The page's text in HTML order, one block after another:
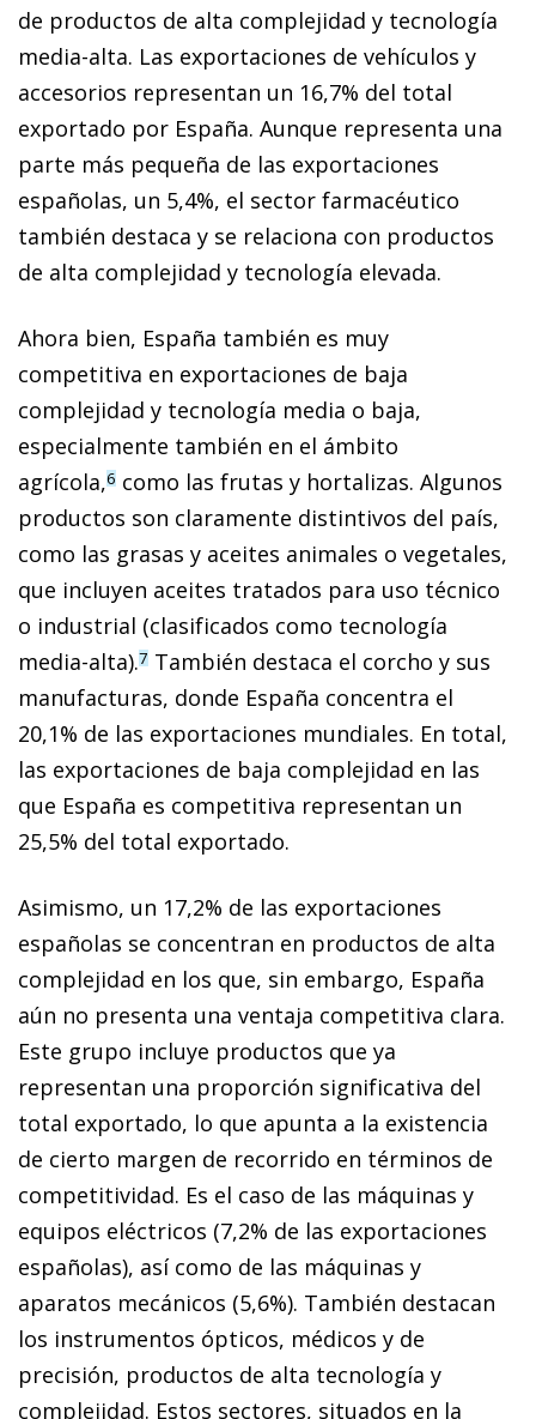
de productos de alta complejidad y tecnología
media-alta. Las exportaciones de vehículos y
accesorios representan un 16,7% del total
exportado por España. Aunque representa una
parte más pequeña de las exportaciones
españolas, un 5,4%, el sector farmacéutico
también destaca y se relaciona con productos
de alta complejidad y tecnología elevada.
Ahora bien, España también es muy
competitiva en exportaciones de baja
complejidad y tecnología media o baja,
especialmente también en el ámbito
agrícola,6 como las frutas y hortalizas. Algunos
productos son claramente distintivos del país,
como las grasas y aceites animales o vegetales,
que incluyen aceites tratados para uso técnico
o industrial (clasificados como tecnología
media-alta).7 También destaca el corcho y sus
manufacturas, donde España concentra el
20,1% de las exportaciones mundiales. En total,
las exportaciones de baja complejidad en las
que España es competitiva representan un
25,5% del total exportado.
Asimismo, un 17,2% de las exportaciones
españolas se concentran en productos de alta
complejidad en los que, sin embargo, España
aún no presenta una ventaja competitiva clara.
Este grupo incluye productos que ya
representan una proporción significativa del
total exportado, lo que apunta a la existencia
de cierto margen de recorrido en términos de
competitividad. Es el caso de las máquinas y
equipos eléctricos (7,2% de las exportaciones
españolas), así como de las máquinas y
aparatos mecánicos (5,6%). También destacan
los instrumentos ópticos, médicos y de
precisión, productos de alta tecnología y
complejidad. Estos sectores, situados en la